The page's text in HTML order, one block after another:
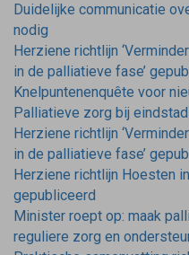
Duidelijke communicatie
nodig
Herziene richtlijn
in de palliatieve fase’
Knelpuntenenquête voor
Palliatieve zorg bij
Herziene richtlijn
in de palliatieve fase’
Herziene richtlijn Hoesten
gepubliceerd
Minister roept op: maak
reguliere zorg en